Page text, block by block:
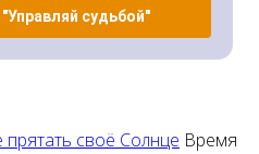
судьбой"
своё Солнце Время